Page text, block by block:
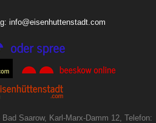
info@eisenhuttenstadt.com
Saarow, Karl-Marx-Damm 12, Telefon: